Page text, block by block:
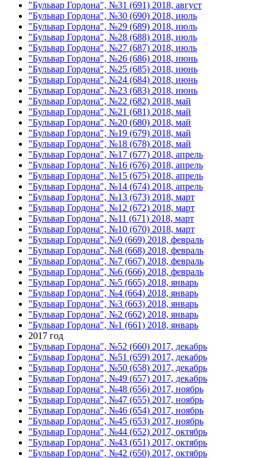
"Бульвар Гордона", №31 (691) 2018, август
"Бульвар Гордона", №30 (690) 2018, июль
"Бульвар Гордона", №29 (689) 2018, июль
"Бульвар Гордона", №28 (688) 2018, июль
"Бульвар Гордона", №27 (687) 2018, июль
"Бульвар Гордона", №26 (686) 2018, июнь
"Бульвар Гордона", №25 (685) 2018, июнь
"Бульвар Гордона", №24 (684) 2018, июнь
"Бульвар Гордона", №23 (683) 2018, июнь
"Бульвар Гордона", №22 (682) 2018, май
"Бульвар Гордона", №21 (681) 2018, май
"Бульвар Гордона", №20 (680) 2018, май
"Бульвар Гордона", №19 (679) 2018, май
"Бульвар Гордона", №18 (678) 2018, май
"Бульвар Гордона", №17 (677) 2018, апрель
"Бульвар Гордона", №16 (676) 2018, апрель
"Бульвар Гордона", №15 (675) 2018, апрель
"Бульвар Гордона", №14 (674) 2018, апрель
"Бульвар Гордона", №13 (673) 2018, март
"Бульвар Гордона", №12 (672) 2018, март
"Бульвар Гордона", №11 (671) 2018, март
"Бульвар Гордона", №10 (670) 2018, март
"Бульвар Гордона", №9 (669) 2018, февраль
"Бульвар Гордона", №8 (668) 2018, февраль
"Бульвар Гордона", №7 (667) 2018, февраль
"Бульвар Гордона", №6 (666) 2018, февраль
"Бульвар Гордона", №5 (665) 2018, январь
"Бульвар Гордона", №4 (664) 2018, январь
"Бульвар Гордона", №3 (663) 2018, январь
"Бульвар Гордона", №2 (662) 2018, январь
"Бульвар Гордона", №1 (661) 2018, январь
2017 год
"Бульвар Гордона", №52 (660) 2017, декабрь
"Бульвар Гордона", №51 (659) 2017, декабрь
"Бульвар Гордона", №50 (658) 2017, декабрь
"Бульвар Гордона", №49 (657) 2017, декабрь
"Бульвар Гордона", №48 (656) 2017, ноябрь
"Бульвар Гордона", №47 (655) 2017, ноябрь
"Бульвар Гордона", №46 (654) 2017, ноябрь
"Бульвар Гордона", №45 (653) 2017, ноябрь
"Бульвар Гордона", №44 (652) 2017, октябрь
"Бульвар Гордона", №43 (651) 2017, октябрь
"Бульвар Гордона", №42 (650) 2017, октябрь